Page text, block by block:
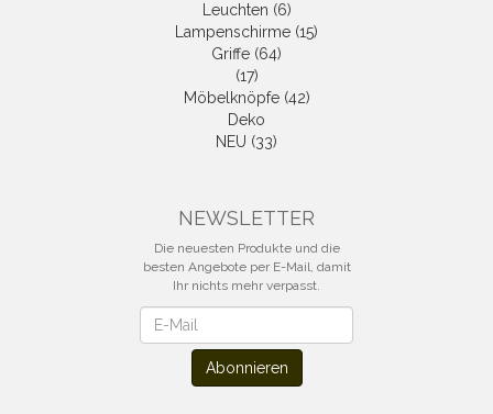
Leuchten (6)
Lampenschirme (15)
Griffe (64)
(17)
Möbelknöpfe (42)
Deko
NEU (33)
NEWSLETTER
Die neuesten Produkte und die
besten Angebote per E-Mail, damit
Ihr nichts mehr verpasst.
Abonnieren